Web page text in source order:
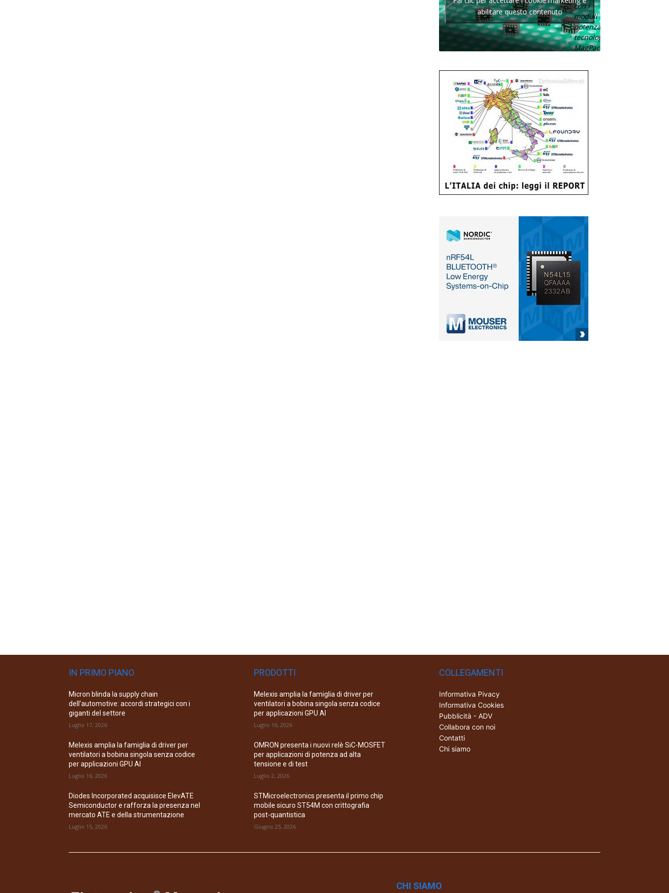
con i
moduli di
potenza con
tecnologia
MagPack.
abilitare questo contenuto
IN PRIMO PIANO
Micron blinda la supply chain
dell’automotive: accordi strategici con i
giganti del settore
Luglio 17, 2026
Melexis amplia la famiglia di driver per
ventilatori a bobina singola senza codice
per applicazioni GPU AI
Luglio 16, 2026
Diodes Incorporated acquisisce ElevATE
Semiconductor e rafforza la presenza nel
mercato ATE e della strumentazione
Luglio 15, 2026
PRODOTTI
Melexis amplia la famiglia di driver per
ventilatori a bobina singola senza codice
per applicazioni GPU AI
Luglio 16, 2026
OMRON presenta i nuovi relè SiC-MOSFET
per applicazioni di potenza ad alta
tensione e di test
Luglio 2, 2026
STMicroelectronics presenta il primo chip
mobile sicuro ST54M con crittografia
post-quantistica
Giugno 25, 2026
COLLEGAMENTI
Informativa Pivacy
Informativa Cookies
Pubblicità - ADV
Collabora con noi
Contatti
Chi siamo
CHI SIAMO